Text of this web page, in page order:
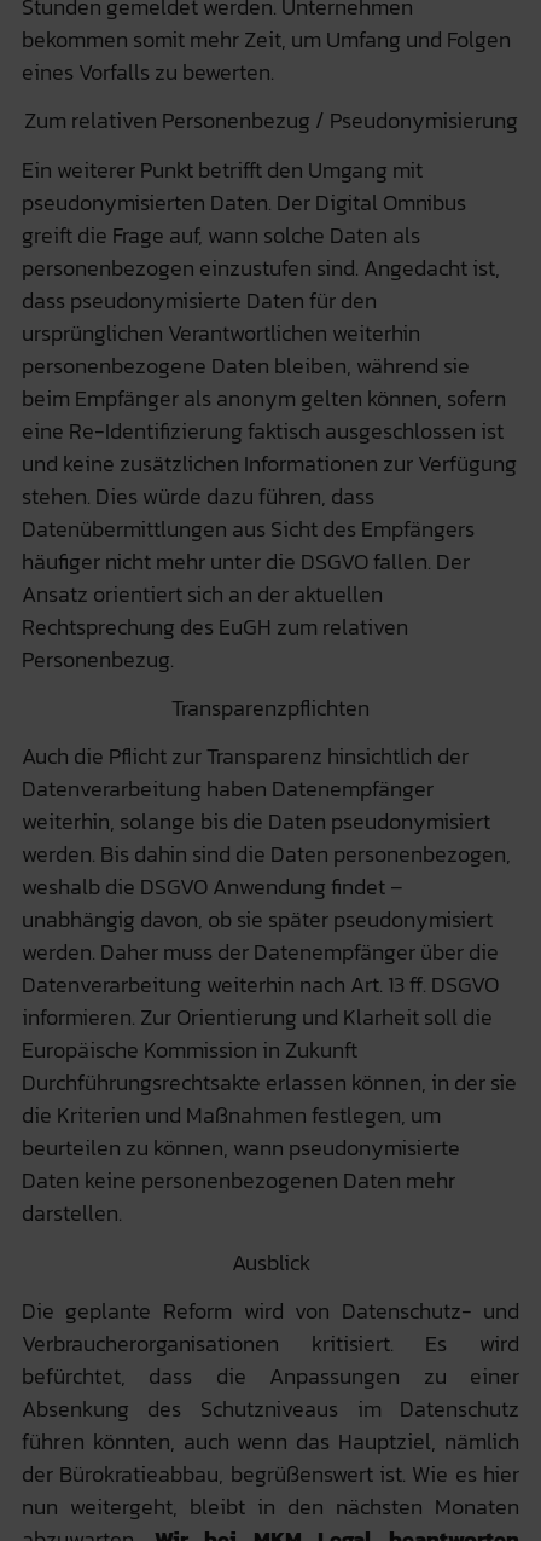
bekommen somit mehr Zeit, um Umfang und Folgen
eines Vorfalls zu bewerten.
Zum relativen Personenbezug / Pseudonymisierung
Ein weiterer Punkt betrifft den Umgang mit
pseudonymisierten Daten. Der Digital Omnibus
greift die Frage auf, wann solche Daten als
personenbezogen einzustufen sind. Angedacht ist,
dass pseudonymisierte Daten für den
ursprünglichen Verantwortlichen weiterhin
personenbezogene Daten bleiben, während sie
beim Empfänger als anonym gelten können, sofern
eine Re-Identifizierung faktisch ausgeschlossen ist
und keine zusätzlichen Informationen zur Verfügung
stehen. Dies würde dazu führen, dass
Datenübermittlungen aus Sicht des Empfängers
häufiger nicht mehr unter die DSGVO fallen. Der
Ansatz orientiert sich an deraktuellen
Rechtsprechung des EuGH zum relativen
Personenbezug.
Transparenzpflichten
Auch die Pflicht zur Transparenz hinsichtlich der
Datenverarbeitung haben Datenempfänger
weiterhin, solange bis die Daten pseudonymisiert
werden. Bis dahin sind die Daten personenbezogen,
weshalb die DSGVO Anwendung findet –
unabhängig davon, ob sie später pseudonymisiert
werden. Daher muss der Datenempfänger über die
Datenverarbeitung weiterhin nach Art. 13 ff. DSGVO
informieren. Zur Orientierung und Klarheit soll die
Europäische Kommission in Zukunft
Durchführungsrechtsakte erlassen können, in der sie
die Kriterien und Maßnahmen festlegen, um
beurteilen zu können, wann pseudonymisierte
Daten keine personenbezogenen Daten mehr
darstellen.
Ausblick
Die geplante Reform wird von Datenschutz- und
Verbraucherorganisationen kritisiert. Es wird
befürchtet, dass die Anpassungen zu einer
Absenkung des Schutzniveaus im Datenschutz
führen könnten, auch wenn das Hauptziel, nämlich
der Bürokratieabbau, begrüßenswert ist. Wie es hier
nun weitergeht, bleibt in den nächsten Monaten